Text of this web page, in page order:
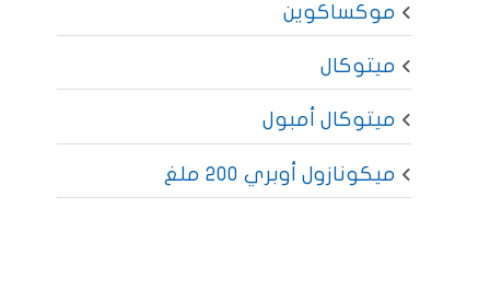
موكساكوين
ميتوكال
ميتوكال أمبول
ميكونازول أوبري 200 ملغ